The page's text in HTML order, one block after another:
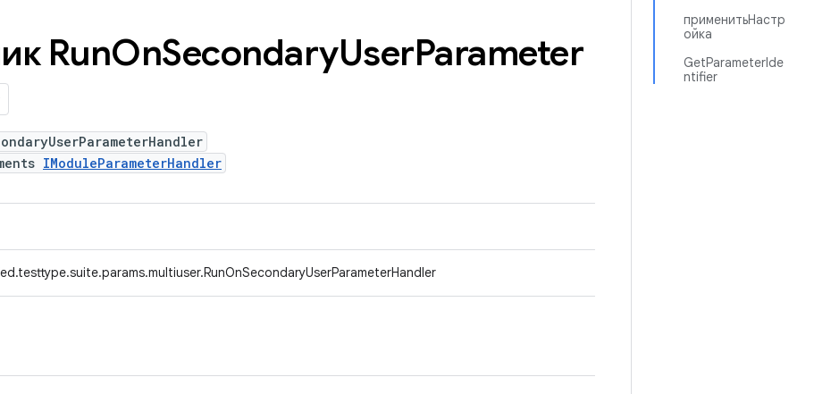
применитьНастр
ойка
GetParameterIde
ntifier
RunOnSecondaryUserParameter
IModuleParameterHandler